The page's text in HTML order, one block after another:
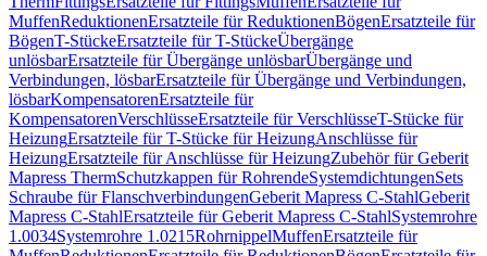
MuffenReduktionenErsatzteile für ReduktionenBögenErsatzteile für
BögenT-StückeErsatzteile für T-StückeÜbergänge
unlösbarErsatzteile für Übergänge unlösbarÜbergänge und
Verbindungen, lösbarErsatzteile für Übergänge und Verbindungen,
lösbarKompensatorenErsatzteile für
KompensatorenVerschlüsseErsatzteile für VerschlüsseT-Stücke für
HeizungErsatzteile für T-Stücke für HeizungAnschlüsse für
HeizungErsatzteile für Anschlüsse für HeizungZubehör für Geberit
Mapress ThermSchutzkappen für RohrendeSystemdichtungenSets
Schraube für FlanschverbindungenGeberit Mapress C-StahlGeberit
Mapress C-StahlErsatzteile für Geberit Mapress C-StahlSystemrohre
1.0034Systemrohre 1.0215RohrnippelMuffenErsatzteile für